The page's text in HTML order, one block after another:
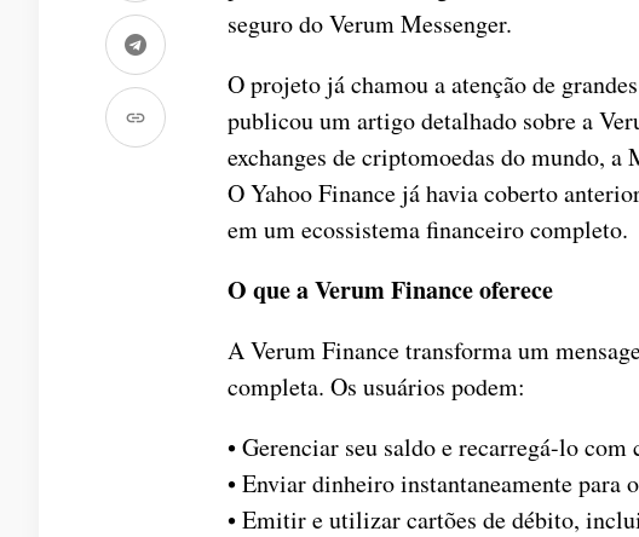
seguro do Verum Messenger.
O projeto já chamou a atenção de
publicou um artigo detalhado sobre a
exchanges de criptomoedas do mundo,
O Yahoo Finance já havia coberto
em um ecossistema financeiro completo.
O que a Verum Finance oferece
A Verum Finance transforma um
completa. Os usuários podem:
• Gerenciar seu saldo e recarregá-lo com
• Enviar dinheiro instantaneamente para
• Emitir e utilizar cartões de débito,